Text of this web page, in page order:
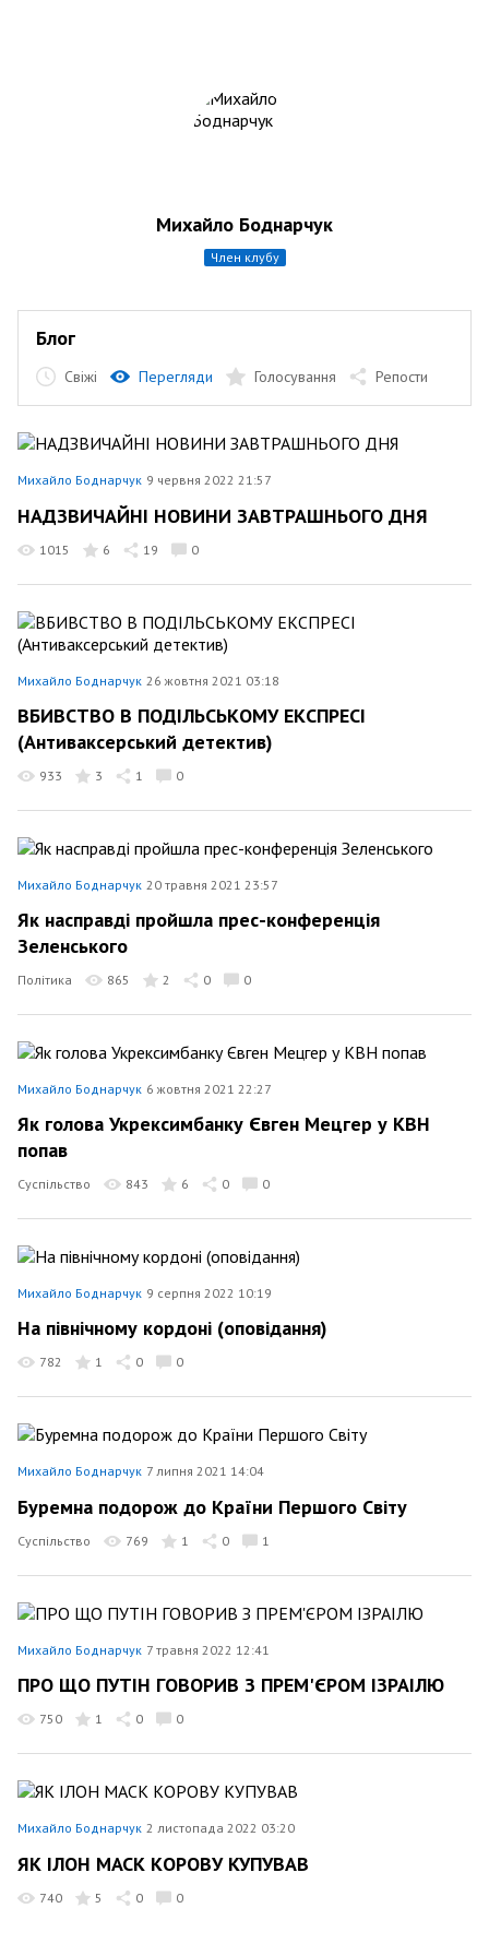
Михайло Боднарчук
член клубу
Блог
Свіжі Перегляди Голосування Репости
Михайло Боднарчук 9 червня 2022 21:57
НАДЗВИЧАЙНІ НОВИНИ ЗАВТРАШНЬОГО ДНЯ
1015 6 19 0
Михайло Боднарчук 26 жовтня 2021 03:18
ВБИВСТВО В ПОДІЛЬСЬКОМУ ЕКСПРЕСІ
(Антиваксерський детектив)
933 3 1 0
Михайло Боднарчук 20 травня 2021 23:57
Як насправді пройшла прес-конференція
Зеленського
Політика 865 2 0 0
Михайло Боднарчук 6 жовтня 2021 22:27
Як голова Укрексимбанку Євген Мецгер у КВН
попав
Суспільство 843 6 0 0
Михайло Боднарчук 9 серпня 2022 10:19
На північному кордоні (оповідання)
782 1 0 0
Михайло Боднарчук 7 липня 2021 14:04
Буремна подорож до Країни Першого Світу
Суспільство 769 1 0 1
Михайло Боднарчук 7 травня 2022 12:41
ПРО ЩО ПУТІН ГОВОРИВ З ПРЕМ'ЄРОМ ІЗРАІЛЮ
750 1 0 0
Михайло Боднарчук 2 листопада 2022 03:20
ЯК ІЛОН МАСК КОРОВУ КУПУВАВ
740 5 0 0